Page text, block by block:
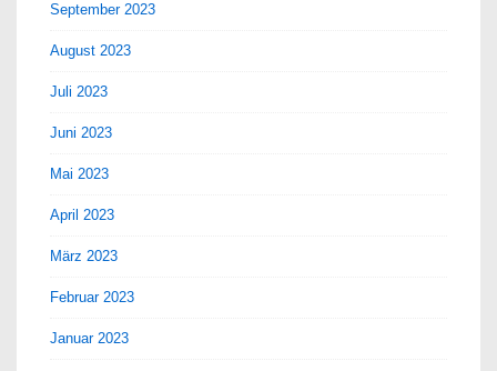
September 2023
August 2023
Juli 2023
Juni 2023
Mai 2023
April 2023
März 2023
Februar 2023
Januar 2023